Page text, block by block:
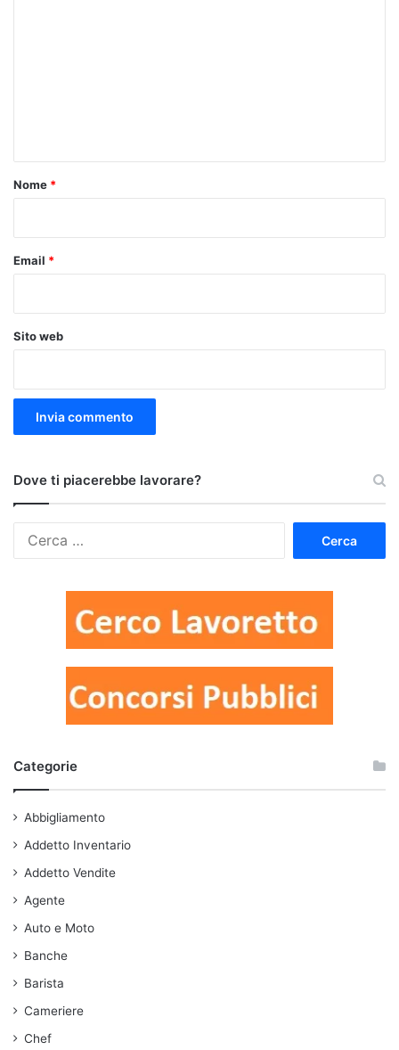
o
Nome *
Email *
Sito web
Dove ti piacerebbe lavorare?
Categorie
Abbigliamento
Addetto Inventario
Addetto Vendite
Agente
Auto e Moto
Banche
Barista
Cameriere
Chef